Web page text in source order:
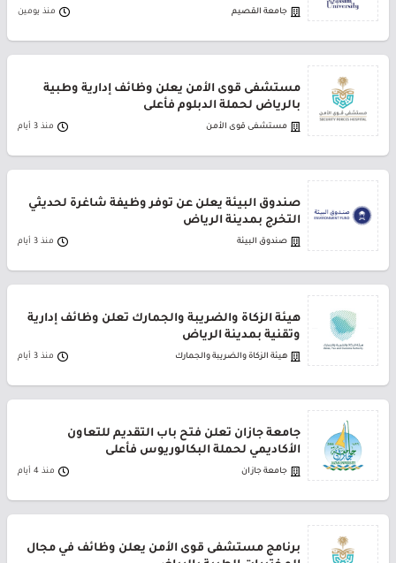
جامعة القصيم منذ يومين
مستشفى قوى الأمن يعلن وظائف إدارية وطبية
بالرياض لحملة الدبلوم فأعلى
مستشفى قوى الأمن منذ 3 أيام
صندوق البيئة يعلن عن توفر وظيفة شاغرة لحديثي
التخرج بمدينة الرياض
صندوق البيئة منذ 3 أيام
هيئة الزكاة والضريبة والجمارك تعلن وظائف إدارية
وتقنية بمدينة الرياض
هيئة الزكاة والضريبة والجمارك منذ 3 أيام
جامعة جازان تعلن فتح باب التقديم للتعاون
الأكاديمي لحملة البكالوريوس فأعلى
جامعة جازان منذ 4 أيام
برنامج مستشفى قوى الأمن يعلن وظائف في مجال